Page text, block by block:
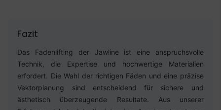
Fazit
Das Fadenlifting der Jawline ist eine anspruchsvolle
Technik, die Expertise und hochwertige Materialien
erfordert. Die Wahl der richtigen Fäden und eine präzise
Vektorplanung sind entscheidend für sichere und
ästhetisch überzeugende Resultate. Aus unserer